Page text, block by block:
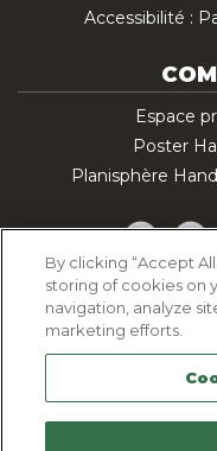
Accessibilité :
Espace
Poster
Planisphère
Politique
By clicking “Accept
storing of cookies on
navigation, analyze
marketing efforts.